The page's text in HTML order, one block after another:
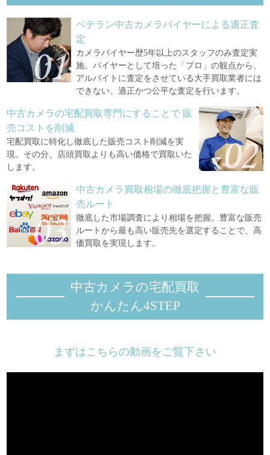
ベテラン中古カメラバイヤーによる適正査
定
カメラバイヤー歴5年以上のスタッフのみ査定実
施。バイヤーとして培った「プロ」の観点から、
アルバイトに査定をさせている大手買取業者には
できない、適正かつ公平な査定を行います。
中古カメラの宅配買取専門にすることで 販
売コストを削減
宅配買取に特化し徹底した販売コスト削減を実
現。その分、店頭買取よりも高い価格で買取いた
します。
中古カメラ買取相場の徹底把握と豊富な販
売ルート
徹底した市場調査により相場を把握。豊富な販売
ルートから最も高い販売先を選定することで、高
価買取を実現します。
中古カメラの宅配買取
かんたん4STEP
まずはこちらの動画をご覧下さい